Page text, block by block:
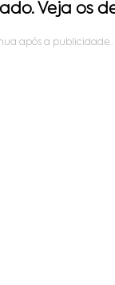
Veja os
após a